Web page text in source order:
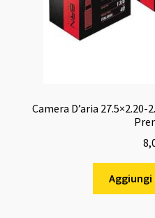
Camera D’aria